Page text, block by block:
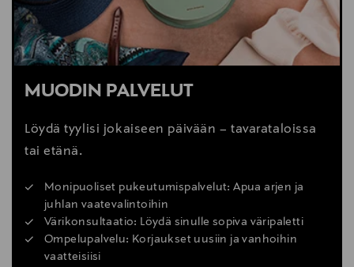
MUODIN PALVELUT
Löydä tyylisi jokaiseen päivään – tavarataloissa
tai etänä.
Monipuoliset pukeutumispalvelut: Apua arjen ja
juhlan vaatevalintoihin
Värikonsultaatio: Löydä sinulle sopiva väripaletti
Ompelupalvelu: Korjaukset uusiin ja vanhoihin
vaatteisiisi